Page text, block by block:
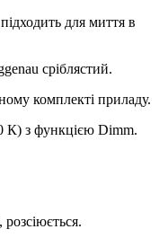
для миття в
сріблястий.
комплекті приладу.
К) з функцією Dimm.